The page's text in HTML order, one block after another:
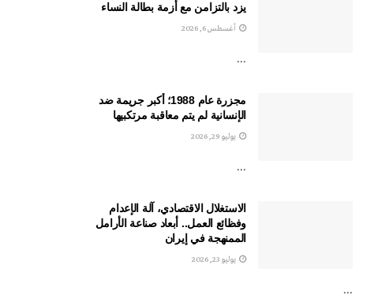
يزد بالتزامن مع أزمة بطالة النساء
أغسطس 6, 2026
...
مجزرة عام 1988؛ أكبر جريمة ضد
الإنسانية لم يتم معاقبة مرتكبيها
يوليو 29, 2026
...
الاستغلال الاقتصادي، آلة الإعدام
وفظائع العمل.. أبعاد صناعة الأرامل
الممنهجة في إيران
يوليو 23, 2026
...